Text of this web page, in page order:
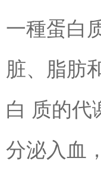
一種蛋白
脏、脂肪
白 质的代
分泌入血